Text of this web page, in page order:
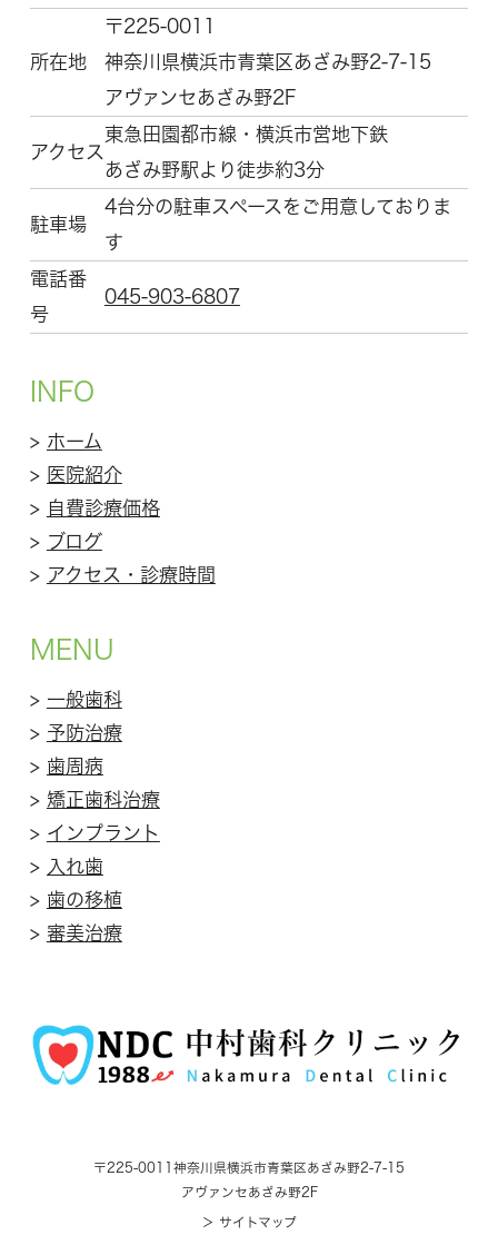
所在地
〒225-0011
神奈川県横浜市青葉区 あざみ野2-7-15
アヴァンセあざみ野2F
アクセス
東急田園都市線・横浜市営地下鉄
あざみ野駅より徒歩約3分
駐車場
4台分の駐車スペースをご用意しておりま
す
電話番
号
045-903-6807
INFO
> ホーム
> 医院紹介
> 自費診療価格
> ブログ
> アクセス・診療時間
MENU
> 一般歯科
> 予防治療
> 歯周病
> 矯正歯科治療
> インプラント
> 入れ歯
> 歯の移植
> 審美治療
〒225-0011 神奈川県横浜市青葉区あざみ野2-7-15
アヴァンセあざみ野2F
＞ サイトマップ